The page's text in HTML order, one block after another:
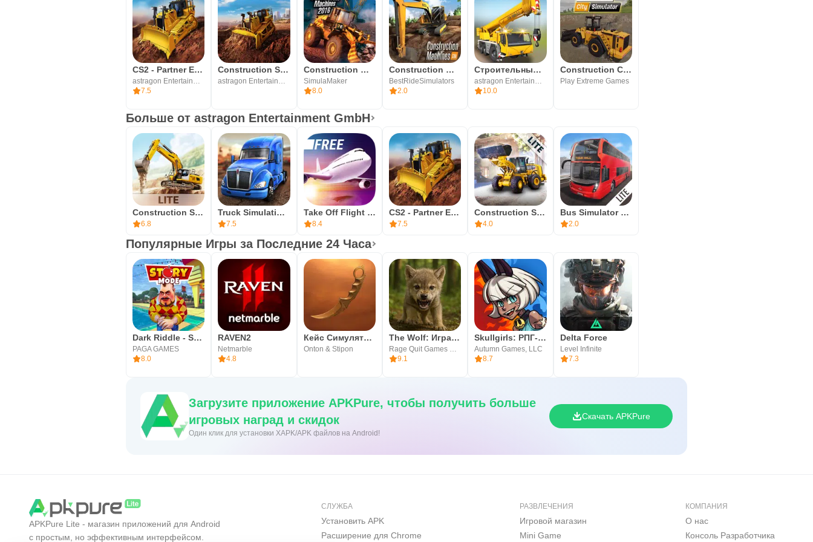
CS2 - Partner Edition
astragon Entertainment GmbH
7.5
Construction Simulator 2
astragon Entertainment GmbH
Construction Machines 2016
SimulaMaker
8.0
Construction Machines SIM: Tru
BestRideSimulators
2.0
Строительный тренажер 2014
astragon Entertainment GmbH
10.0
Construction City Simulator
Play Extreme Games
Больше от astragon Entertainment GmbH
Construction Simulator 3 Lite
6.8
Truck Simulation 19
7.5
Take Off Flight Simulator
8.4
CS2 - Partner Edition
7.5
Construction Simulator 4 Lite
4.0
Bus Simulator City Ride Lite
2.0
Популярные Игры за Последние 24 Часа
Dark Riddle - Story mode
PAGA GAMES
8.0
RAVEN2
Netmarble
4.8
Кейс Симулятор Станок Бокс
Onton & Stipon
The Wolf: Игра про животных
Rage Quit Games Group
9.1
Skullgirls: РПГ-файтинг
Autumn Games, LLC
8.7
Delta Force
Level Infinite
7.3
Загрузите приложение APKPure, чтобы получить больше
игровых наград и скидок
Один клик для установки XAPK/APK файлов на Android!
Скачать APKPure
APKPure Lite - магазин приложений для Android
с простым, но эффективным интерфейсом.
СЛУЖБА
Установить APK
Расширение для Chrome
РАЗВЛЕЧЕНИЯ
Игровой магазин
Mini Game
КОМПАНИЯ
О нас
Консоль Pазработчика